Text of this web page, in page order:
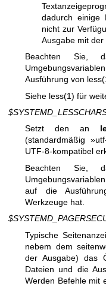
dadurch einige
nicht zur
Ausgabe mit der
Beachten Sie,
Ausführung von
Siehe less(1) für
Setzt den an
(standardmäßig
UTF-8-kompatibel
Beachten Sie,
Umgebungsvariablen
auf die
Werkzeuge hat.
Typische
nebem dem
der Ausgabe) das
Dateien und die
Werden Befehle mit